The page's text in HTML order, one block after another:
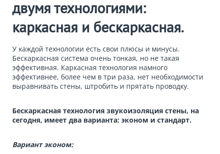
двумя технологиями:
каркасная и бескаркасная.
У каждой технологии есть свои плюсы и минусы.
Бескаркасная система очень тонкая, но не такая
эффективная. Каркасная технология намного
эффективнее, более чем в три раза, нет необходимости
выравнивать стены, штробить и прятать проводку.
Бескаркасная технология звукоизоляция стены, на
сегодня, имеет два варианта: эконом и стандарт.
Вариант эконом: